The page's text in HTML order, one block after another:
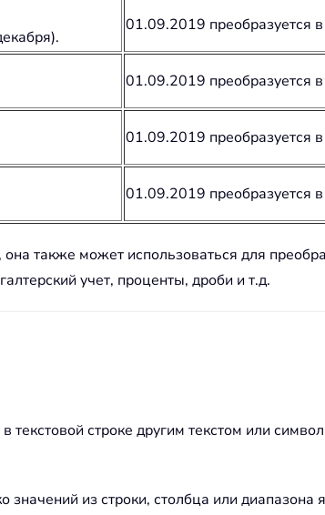
01.09.2019 преобразуется в
01.09.2019 преобразуется
01.09.2019 преобразуется
01.09.2019 преобразуется
также может использоваться для
учет, проценты, дроби и т.д.
строке другим текстом или
из строки, столбца или диапазона